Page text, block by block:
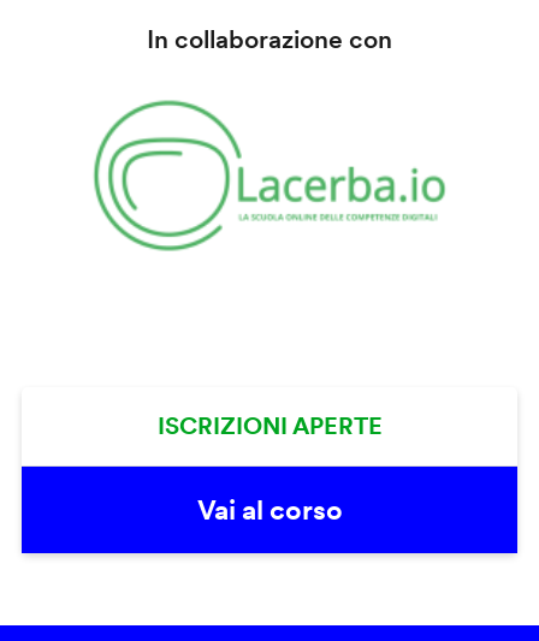
In collaborazione con
ISCRIZIONI APERTE
Vai al corso